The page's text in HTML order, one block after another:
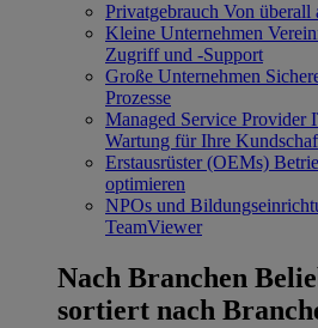
Privatgebrauch Von überall
Kleine Unternehmen
Zugriff und -Support
Große Unternehmen
Prozesse
Managed Service Provider
Wartung für Ihre
Erstausrüster (OEMs)
optimieren
NPOs und
TeamViewer
Nach Branchen
sortiert nach